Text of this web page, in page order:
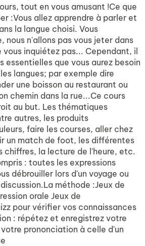
tout en vous amusant !Ce que
:Vous allez apprendre à parler et
la langue choisi. Vous
nous n'allons pas vous jeter dans
vous inquiétez pas... Cependant, il
essentielles que vous aurez besoin
langues; par exemple dire
une boisson au restaurant ou
chemin dans la rue...Ce cours
au but. Les thématiques
autres, les produits
faire les courses, aller chez
un match de foot, les différentes
chiffres, la lecture de l'heure, etc.
: toutes les expressions
débrouiller lors d'un voyage ou
méthode :Jeux de
orale Jeux de
pour vérifier vos connaissances
: répétez et enregistrez votre
prononciation à celle d'un